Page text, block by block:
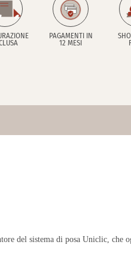
PAGAMENTI IN
12 MESI
del sistema di posa Uniclic, che